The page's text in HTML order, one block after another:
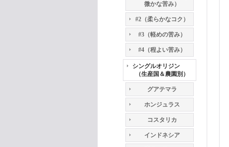
微かな苦み）
#2（柔らかなコク）
#3（軽めの苦み）
#4（程よい苦み）
シングルオリジン
（生産国＆農園別）
グアテマラ
ホンジュラス
コスタリカ
インドネシア